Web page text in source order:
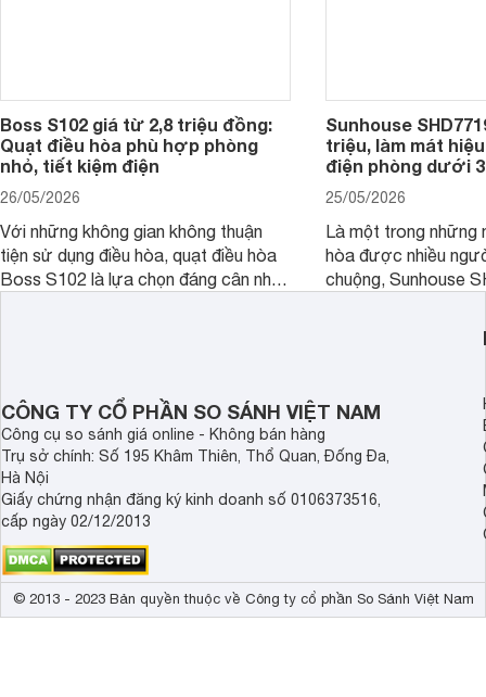
Boss S102 giá từ 2,8 triệu đồng:
Quạt điều hòa phù hợp phòng
nhỏ, tiết kiệm điện
26/05/2026
Với những không gian không thuận
tiện sử dụng điều hòa, quạt điều hòa
Boss S102 là lựa chọn đáng cân nhắc
Sunhouse
triệu, làm mát
điện phòng dưới
25/05/2026
Là một trong những
hòa được nhiều
chuộng, Sunhouse
CÔNG TY CỔ PHẦN SO SÁNH VIỆT NAM
Công cụ so sánh giá online - Không bán hàng
Trụ sở chính: Số 195 Khâm Thiên, Thổ Quan, Đống Đa,
Hà Nội
Giấy chứng nhận đăng ký kinh doanh số 0106373516,
cấp ngày 02/12/2013
© 2013 - 2023 Bản quyền thuộc về Công ty cổ phần So Sánh Việt Nam